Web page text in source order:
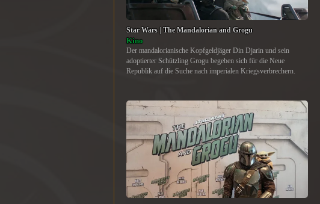
Star Wars | The Mandalorian and Grogu
Kino
Der mandalorianische Kopfgeldjäger Din Djarin und sein
adoptierter Schützling Grogu begeben sich für die Neue
Republik auf die Suche nach imperialen Kriegsverbrechern.